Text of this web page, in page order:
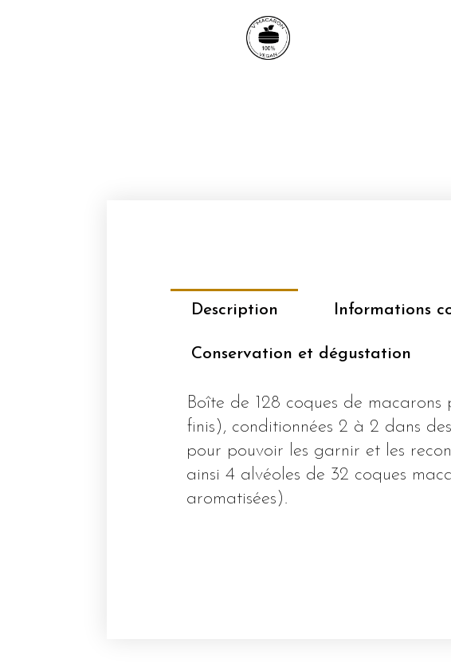
Description Informations
Conservation et dégustation
Boîte de 128 coques de
finis), conditionnées 2 à 2 dans
pour pouvoir les garnir et les
ainsi 4 alvéoles de 32 coques
aromatisées).